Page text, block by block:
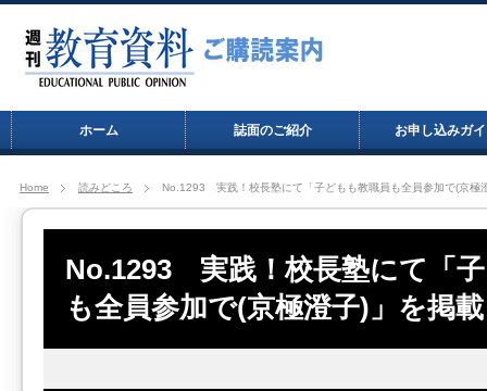
ホーム 誌面のご紹介 お申し込みガ
Home 読みどころ No.1293 実践！校長塾にて「子どもも教職員も全員参加で(京極
No.1293 実践！校長塾にて「
も全員参加で(京極澄子)」を掲